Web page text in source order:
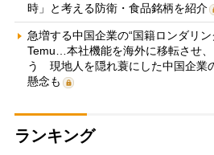
時」と考える防衛・食品銘柄を紹介
急増する中国企業の“国籍ロンダリ
Temu…本社機能を海外に移転させ
う 現地人を隠れ蓑にした中国企業
懸念も
ランキング